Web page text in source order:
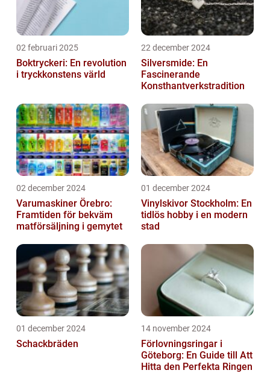
02 februari 2025
Boktryckeri: En revolution
i tryckkonstens värld
22 december 2024
Silversmide: En
Fascinerande
Konsthantverkstradition
02 december 2024
Varumaskiner Örebro:
Framtiden för bekväm
matförsäljning i gemytet
01 december 2024
Vinylskivor Stockholm: En
tidlös hobby i en modern
stad
01 december 2024
Schackbräden
14 november 2024
Förlovningsringar i
Göteborg: En Guide till Att
Hitta den Perfekta Ringen